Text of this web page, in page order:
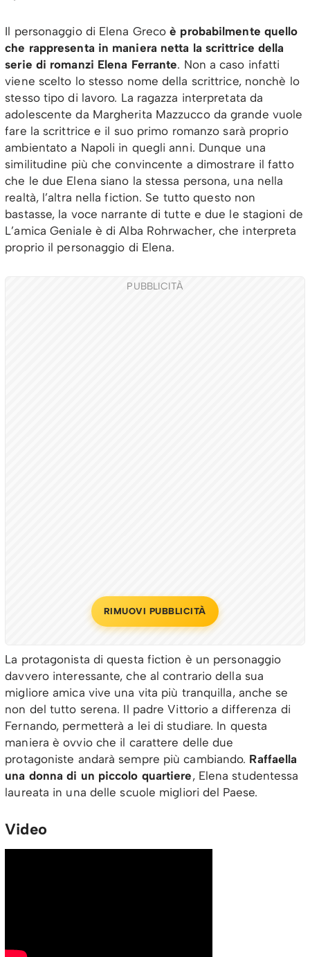
Il personaggio di Elena Greco è probabilmente quello
che rappresenta in maniera netta la scrittrice della
serie di romanzi Elena Ferrante. Non a caso infatti
viene scelto lo stesso nome della scrittrice, nonchè lo
stesso tipo di lavoro. La ragazza interpretata da
adolescente da Margherita Mazzucco da grande vuole
fare la scrittrice e il suo primo romanzo sarà proprio
ambientato a Napoli in quegli anni. Dunque una
similitudine più che convincente a dimostrare il fatto
che le due Elena siano la stessa persona, una nella
realtà, l’altra nella fiction. Se tutto questo non
bastasse, la voce narrante di tutte e due le stagioni de
L’amica Geniale è di Alba Rohrwacher, che interpreta
proprio il personaggio di Elena.
PUBBLICITÀ
RIMUOVI PUBBLICITÀ
La protagonista di questa fiction è un personaggio
davvero interessante, che al contrario della sua
migliore amica vive una vita più tranquilla, anche se
non del tutto serena. Il padre Vittorio a differenza di
Fernando, permetterà a lei di studiare. In questa
maniera è ovvio che il carattere delle due
protagoniste andarà sempre più cambiando. Raffaella
una donna di un piccolo quartiere, Elena studentessa
laureata in una delle scuole migliori del Paese.
Video